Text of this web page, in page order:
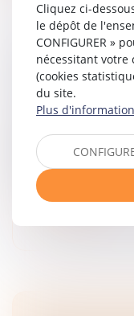
TRANSPORT
RUPTURE
Droit commercial
précision
de la rupture
établies et le droit
Lire la suite
Cliquez ci-
le dépôt de
CONFIGURER »
nécessitant votre
(cookies
du site.
Plus